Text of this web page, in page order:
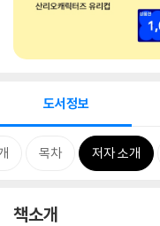
도서정보
목차 저자 소개
책소개